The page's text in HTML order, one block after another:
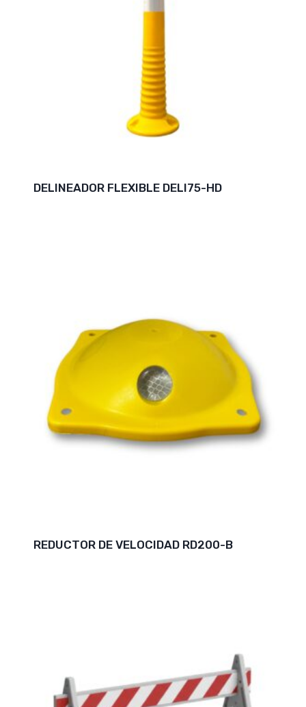
DELINEADOR FLEXIBLE DELI75-HD
REDUCTOR DE VELOCIDAD RD200-B